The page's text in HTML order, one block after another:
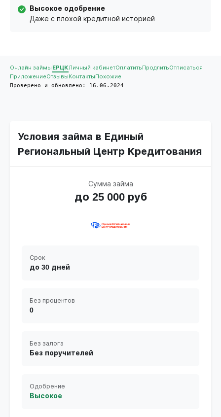
Высокое одобрение
Даже с плохой кредитной историей
Онлайн займы ЕРЦКЛичный кабинетОплатить ПродлитьОтписаться
ПриложениеОтзывы Контакты Похожие
Проверено и обновлено: 16.06.2024
Условия займа в Единый
Региональный Центр Кредитования
Сумма займа
до 25 000 руб
Срок
до 30 дней
Без процентов
0
Без залога
Без поручителей
Одобрение
Высокое